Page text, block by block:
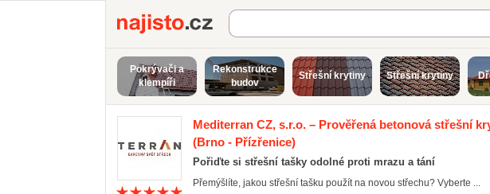
Najisto.cz
Pokrývači a
klempíři
Rekonstrukce
budov
Střešní krytiny Střešní krytiny
Mediterran CZ, s.r.o. – Prověřená betonová střešní
(Brno - Přízřenice)
Pořiďte si střešní tašky odolné proti mrazu a tání
Přemýšlíte, jakou střešní tašku použít na novou střechu? Vyberte ...